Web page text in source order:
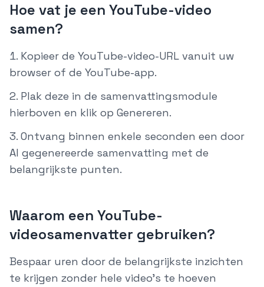
Hoe vat je een YouTube-video
samen?
Kopieer de YouTube-video-URL vanuit uw
browser of de YouTube-app.
Plak deze in de samenvattingsmodule
hierboven en klik op Genereren.
Ontvang binnen enkele seconden een door
AI gegenereerde samenvatting met de
belangrijkste punten.
Waarom een YouTube-
videosamenvatter gebruiken?
Bespaar uren door de belangrijkste inzichten
te krijgen zonder hele video's te hoeven